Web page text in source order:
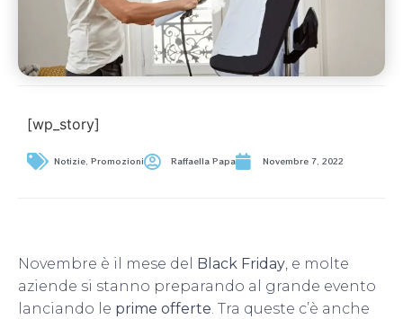
[wp_story]
Notizie, Promozioni Raffaella Papa Novembre 7, 2022
Novembre è il mese del Black Friday, e molte
aziende si stanno preparando al grande evento
lanciando le prime offerte. Tra queste c’è anche